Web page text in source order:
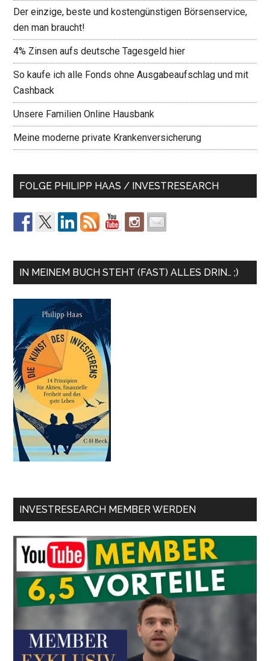
Der einzige, beste und kostengünstigen Börsenservice,
den man braucht!
4% Zinsen aufs deutsche Tagesgeld hier
So kaufe ich alle Fonds ohne Ausgabeaufschlag und mit
Cashback
Unsere Familien Online Hausbank
Meine moderne private Krankenversicherung
FOLGE PHILIPP HAAS / INVESTRESEARCH
IN MEINEM BUCH STEHT (FAST) ALLES DRIN… ;)
INVESTRESEARCH MEMBER WERDEN